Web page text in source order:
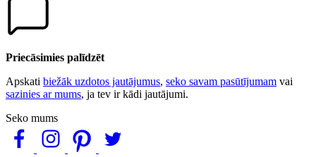
Priecāsimies palīdzēt
Apskati biežāk uzdotos jautājumus, seko savam pasūtījumam vai
sazinies ar mums, ja tev ir kādi jautājumi.
Seko mums